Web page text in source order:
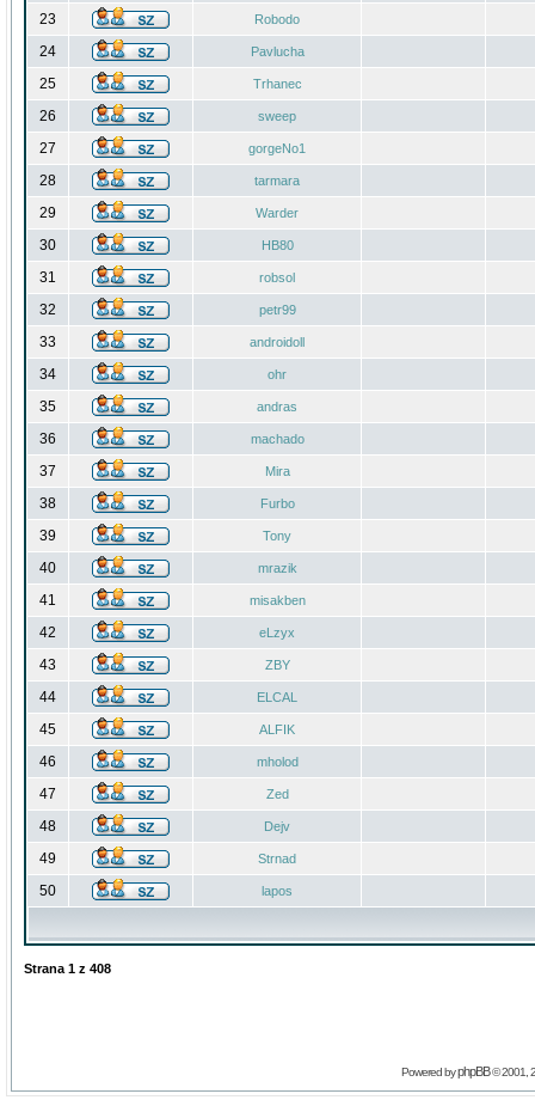
23 Robodo
24 Pavlucha
25 Trhanec
26 sweep
27 gorgeNo1
28 tarmara
29 Warder
30 HB80
31 robsol
32 petr99
33 androidoll
34 ohr
35 andras
36 machado
37 Mira
38 Furbo
39 Tony
40 mrazik
41 misakben
42 eLzyx
43 ZBY
44 ELCAL
45 ALFIK
46 mholod
47 Zed
48 Dejv
49 Strnad
50 lapos
Strana 1 z 408
Powered byphpBB© 2001,